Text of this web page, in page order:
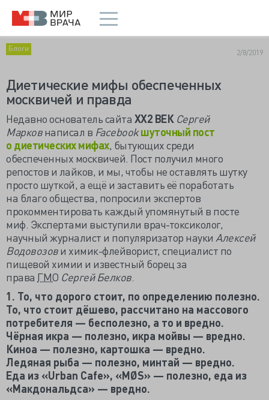
Блоги 2/8/2019
Диетические мифы обеспеченных
москвичей и правда
Недавно основатель сайта XX2 ВЕК Сергей
Марковнаписал в Facebookшуточный пост
о диетических мифах, бытующих среди
обеспеченных москвичей. Пост получил много
репостов и лайков, и мы, чтобы не оставлять шутку
просто шуткой, а ещё и заставить её поработать
на благо общества, попросили экспертов
прокомментировать каждый упомянутый в посте
миф. Экспертами выступили врач-токсиколог,
научный журналист и популяризатор науки Алексей
Водовозови химик-флейворист, специалист по
пищевой химии и известный борец за
права ГМО Сергей Белков.
1. То, что дорого стоит, по определению полезно.
То, что стоит дёшево, рассчитано на массового
потребителя — бесполезно, а то и вредно.
Чёрная икра — полезно, икра мойвы — вредно.
Киноа — полезно, картошка — вредно.
Ледяная рыба — полезно, минтай — вредно.
Еда из «Urban Cafe», «MØS» — полезно, еда из
«Макдональдса» — вредно.